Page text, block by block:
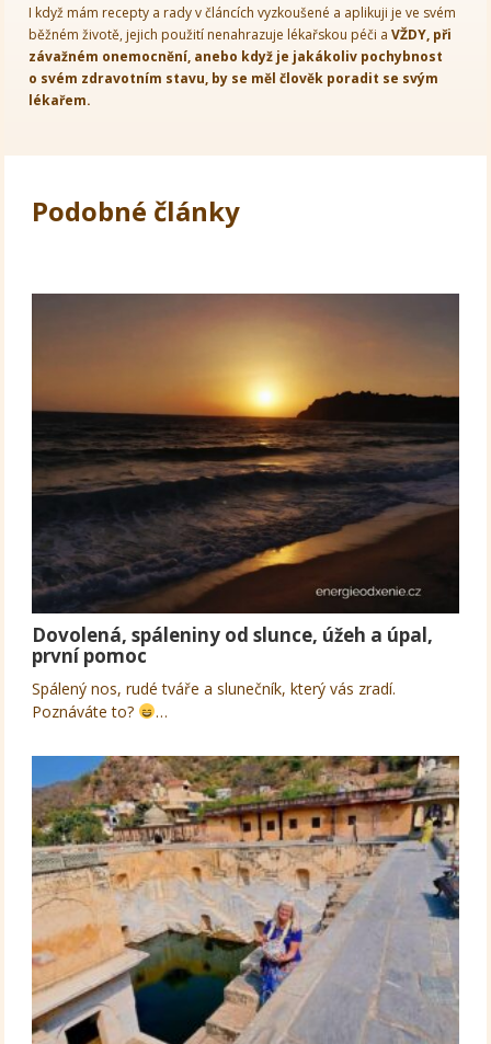
I když mám recepty a rady v článcích vyzkoušené a aplikuji je ve svém
běžném životě, jejich použití nenahrazuje lékařskou péči aVŽDY, při
závažném onemocnění, anebo když je jakákoliv pochybnost
o svém zdravotním stavu, by se měl člověk poradit se svým
lékařem.
Podobné články
Dovolená, spáleniny od slunce, úžeh a úpal,
první pomoc
Spálený nos, rudé tváře a slunečník, který vás zradí.
Poznáváte to?
…